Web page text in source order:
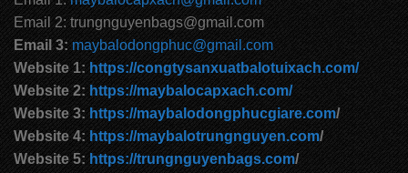
Email 2: trungnguyenbags@gmail.com
Email 3: maybalodongphuc@gmail.com
Website 1: https://congtysanxuatbalotuixach.com/
Website 2: https://maybalocapxach.com/
Website 3: https://maybalodongphucgiare.com/
Website 4: https://maybalotrungnguyen.com/
Website 5: https://trungnguyenbags.com/